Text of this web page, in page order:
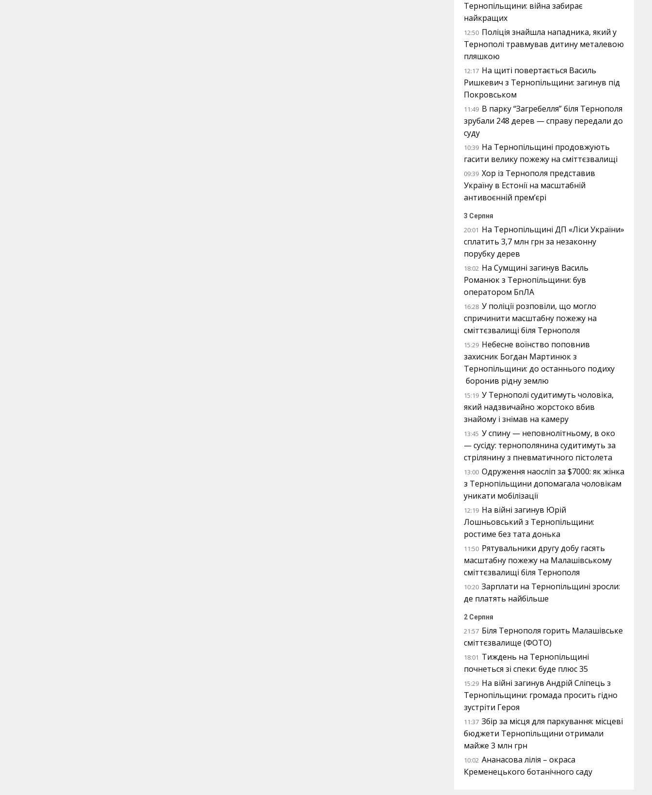
Тернопільщини: війна забирає
найкращих
12:50 Поліція знайшла нападника, який у
Тернополі травмував дитину металевою
пляшкою
12:17 На щиті повертається Василь
Ришкевич з Тернопільщини: загинув під
Покровськом
11:49 В парку “Загребелля” біля Тернополя
зрубали 248 дерев — справу передали до
суду
10:39 На Тернопільщині продовжують
гасити велику пожежу на сміттєзвалищі
09:39 Хор із Тернополя представив
Україну в Естонії на масштабній
антивоєнній прем’єрі
3 Серпня
20:01 На Тернопільщині ДП «Ліси України»
сплатить 3,7 млн грн за незаконну
порубку дерев
18:02 На Сумщині загинув Василь
Романюк з Тернопільщини: був
оператором БпЛА
16:28 У поліції розповіли, що могло
спричинити масштабну пожежу на
сміттєзвалищі біля Тернополя
15:29 Небесне воїнство поповнив
захисник Богдан Мартинюк з
Тернопільщини: до останнього подиху
боронив рідну землю
15:19 У Тернополі судитимуть чоловіка,
який надзвичайно жорстоко вбив
знайому і знімав на камеру
13:45 У спину — неповнолітньому, в око
— сусіду: тернополянина судитимуть за
стрілянину з пневматичного пістолета
13:00 Одруження наосліп за $7000: як жінка
з Тернопільщини допомагала чоловікам
уникати мобілізації
12:19 На війні загинув Юрій
Лошньовський з Тернопільщини:
ростиме без тата донька
11:50 Рятувальники другу добу гасять
масштабну пожежу на Малашівському
сміттєзвалищі біля Тернополя
10:20 Зарплати на Тернопільщині зросли:
де платять найбільше
2 Серпня
21:57 Біля Тернополя горить Малашівське
сміттєзвалище (ФОТО)
18:01 Тиждень на Тернопільщині
почнеться зі спеки: буде плюс 35
15:29 На війні загинув Андрій Сліпець з
Тернопільщини: громада просить гідно
зустріти Героя
11:37 Збір за місця для паркування: місцеві
бюджети Тернопільщини отримали
майже 3 млн грн
10:02 Ананасова лілія – окраса
Кременецького ботанічного саду